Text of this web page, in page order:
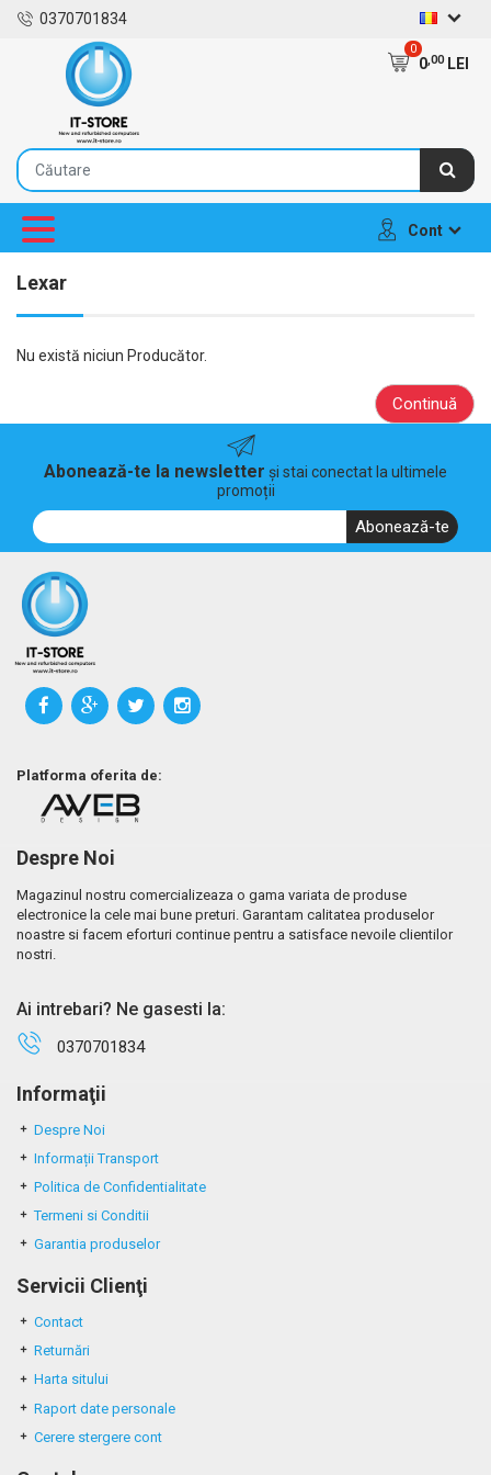
0370701834
0
0,00LEI
Cont
Lexar
Nu există niciun Producător.
Continuă
Abonează-te la newsletter și stai conectat la ultimele
promoții
Abonează-te
Platforma oferita de:
Despre Noi
Magazinul nostru comercializeaza o gama variata de produse
electronice la cele mai bune preturi. Garantam calitatea produselor
noastre si facem eforturi continue pentru a satisface nevoile clientilor
nostri.
Ai intrebari? Ne gasesti la:
0370701834
Informaţii
Despre Noi
Informații Transport
Politica de Confidentialitate
Termeni si Conditii
Garantia produselor
Servicii Clienţi
Contact
Returnări
Harta sitului
Raport date personale
Cerere stergere cont